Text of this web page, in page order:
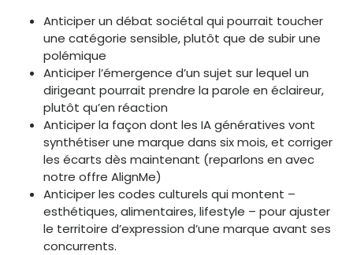
Anticiper un débat sociétal qui pourrait toucher
une catégorie sensible, plutôt que de subir une
polémique
Anticiper l’émergence d’un sujet sur lequel un
dirigeant pourrait prendre la parole en éclaireur,
plutôt qu’en réaction
Anticiper la façon dont les IA génératives vont
synthétiser une marque dans six mois, et corriger
les écarts dès maintenant (reparlons en avec
notre offre AlignMe)
Anticiper les codes culturels qui montent –
esthétiques, alimentaires, lifestyle – pour ajuster
le territoire d’expression d’une marque avant ses
concurrents.